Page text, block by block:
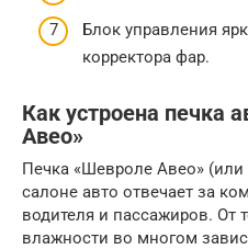
Блок управления
корректора фар.
Как устроена печка
Авео»
Печка «Шевроле Авео» (или
салоне авто отвечает за
водителя и пассажиров. От
влажности во многом